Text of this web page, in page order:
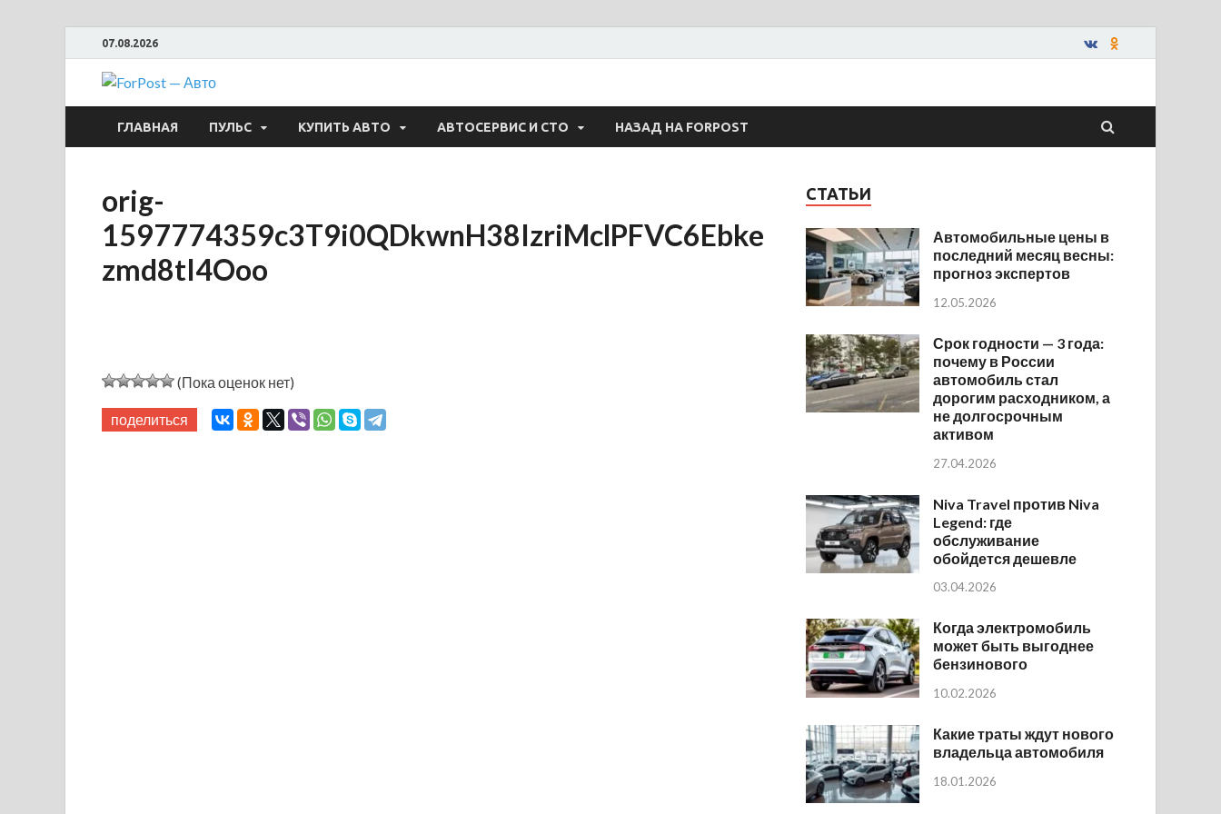
07.08.2026
ForPost — Авто
ГЛАВНАЯ ПУЛЬС КУПИТЬ АВТО АВТОСЕРВИС И СТО НАЗАД НА FORPOST
orig-
1597774359c3T9i0QDkwnH38IzriMclPFVC6Ebke
zmd8tI4Ooo
(Пока оценок нет)
поделиться
СТАТЬИ
Автомобильные цены в
последний месяц весны:
прогноз экспертов
12.05.2026
Срок годности — 3 года:
почему в России
автомобиль стал
дорогим расходником, а
не долгосрочным
активом
27.04.2026
Niva Travel против Niva
Legend: где
обслуживание
обойдется дешевле
03.04.2026
Когда электромобиль
может быть выгоднее
бензинового
10.02.2026
Какие траты ждут нового
владельца автомобиля
18.01.2026